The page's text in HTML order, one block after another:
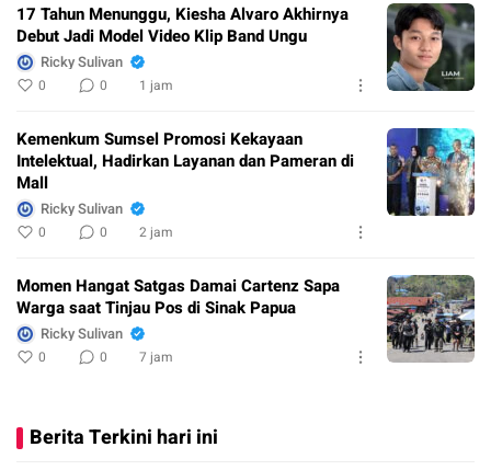
17 Tahun Menunggu, Kiesha Alvaro Akhirnya
Debut Jadi Model Video Klip Band Ungu
Ricky Sulivan
0 0 1 jam
Kemenkum Sumsel Promosi Kekayaan
Intelektual, Hadirkan Layanan dan Pameran di
Mall
Ricky Sulivan
0 0 2 jam
Momen Hangat Satgas Damai Cartenz Sapa
Warga saat Tinjau Pos di Sinak Papua
Ricky Sulivan
0 0 7 jam
Berita Terkini hari ini